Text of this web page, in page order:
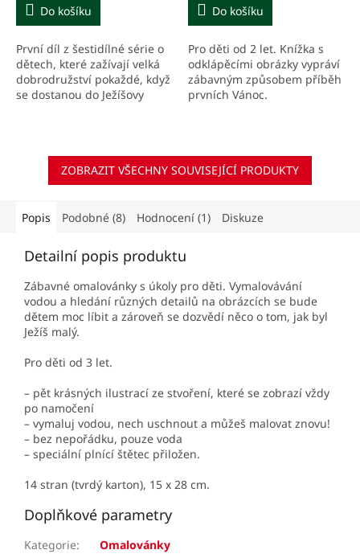
Do košíku
První díl z šestidílné série o
dětech, které zažívají velká
dobrodružství pokaždé, když
se dostanou do Ježíšovy
Do košíku
Pro děti od 2 let. Knížka s
odklápěcími obrázky vypráví
zábavným způsobem příběh
prvních Vánoc.
ZOBRAZIT VŠECHNY SOUVISEJÍCÍ PRODUKTY
Popis Podobné (8) Hodnocení (1) Diskuze
Detailní popis produktu
Zábavné omalovánky s úkoly pro děti. Vymalovávání
vodou a hledání různých detailů na obrázcích se bude
dětem moc líbit a zároveň se dozvědí něco o tom, jak byl
Ježíš malý.
Pro děti od 3 let.
– pět krásných ilustrací ze stvoření, které se zobrazí vždy
po namočení
– vymaluj vodou, nech uschnout a můžeš malovat znovu!
– bez nepořádku, pouze voda
– speciální plnící štětec přiložen.
14 stran (tvrdý karton), 15 x 28 cm.
Doplňkové parametry
Kategorie:
Omalovánky